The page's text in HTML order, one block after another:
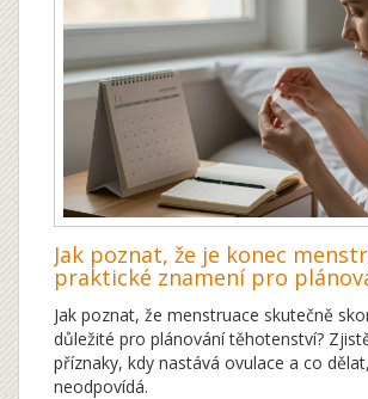
Jak poznat, že je konec
praktické znamení pro
těhotenství
Jak poznat, že menstruace skutečně
důležité pro plánování těhotenství?
příznaky, kdy nastává ovulace a co
neodpovídá.